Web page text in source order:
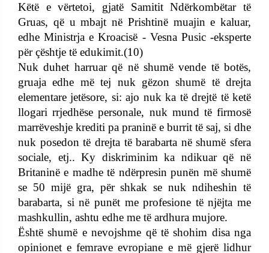
Këtë e vërtetoi, gjatë Samitit Ndërkombëtar të
Gruas, që u mbajt në Prishtinë muajin e kaluar,
edhe Ministrja e Kroacisë - Vesna Pusic -eksperte
për çështje të edukimit.(10)
Nuk duhet harruar që në shumë vende të botës,
gruaja edhe më tej nuk gëzon shumë të drejta
elementare jetësore, si: ajo nuk ka të drejtë të ketë
llogari rrjedhëse personale, nuk mund të firmosë
marrëveshje krediti pa praninë e burrit të saj, si dhe
nuk posedon të drejta të barabarta në shumë sfera
sociale, etj.. Ky diskriminim ka ndikuar që në
Britaninë e madhe të ndërpresin punën më shumë
se 50 mijë gra, për shkak se nuk ndiheshin të
barabarta, si në punët me profesione të njëjta me
mashkullin, ashtu edhe me të ardhura mujore.
Është shumë e nevojshme që të shohim disa nga
opinionet e femrave evropiane e më gjerë lidhur